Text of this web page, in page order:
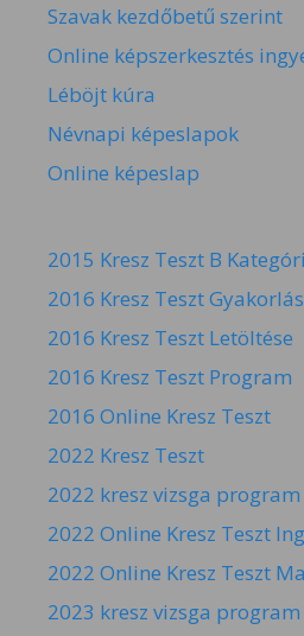
Szavak kezdőbetű szerint
Online képszerkesztés
Léböjt kúra
Névnapi képeslapok
Online képeslap
2015 Kresz Teszt B
2016 Kresz Teszt Gyakorlás
2016 Kresz Teszt Letöltése
2016 Kresz Teszt Program
2016 Online Kresz Teszt
2022 Kresz Teszt
2022 kresz vizsga program
2022 Online Kresz Teszt
2022 Online Kresz Teszt
2023 kresz vizsga program